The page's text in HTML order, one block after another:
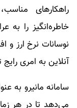
راهکارهای
خاطره‌انگیز را به
نوسانات نرخ ارز و
آنلاین به امری
سامانه مانیرو به
می‌دهد تا در هر